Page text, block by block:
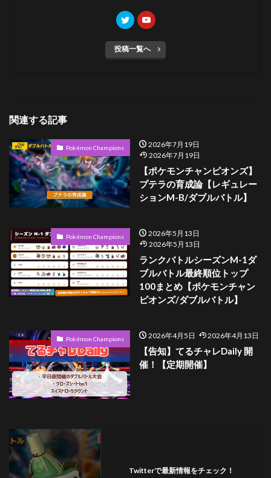
投稿一覧へ
関連する記事
Pokémon Champions
2026年7月19日
2026年7月19日
【ポケモンチャンピオンズ】
プテラの育成論【レギュレー
ションM-B/ダブルバトル】
Pokémon Champions
2026年5月13日
2026年5月13日
ランクバトルシーズンM-1ダ
ブルバトル最終順位トップ
100まとめ【ポケモンチャン
ピオンズ/ダブルバトル】
Pokémon Champions 2026年4月5日 2026年4月13日
【告知】てるチャレDaily 開
催！【定期開催】
Twitterで最新情報をチェック！